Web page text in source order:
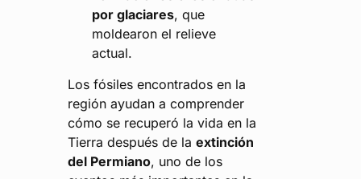
por glaciares, que
moldearon el relieve
actual.
Los fósiles encontrados en la
región ayudan a comprender
cómo se recuperó la vida en la
Tierra después de laextinción
del Permiano, uno de los